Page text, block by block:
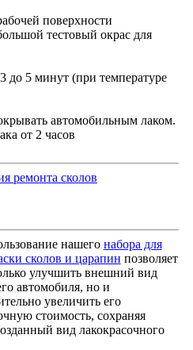
поверхности
тестовый окрас для
до 5 минут (при температуре
автомобильным лаком.
от 2 часов
ремонта сколов
нашего набора для
сколов и царапин позволяет
улучшить внешний вид
автомобиля, но и
увеличить его
стоимость, сохраняя
вид лакокрасочного